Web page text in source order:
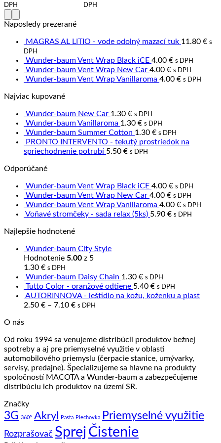
DPH
DPH
Naposledy prezerané
MAGRAS AL LITIO - vode odolný mazací tuk 11.80 € s
DPH
Wunder-baum Vent Wrap Black iCE 4.00 € s DPH
Wunder-baum Vent Wrap New Car 4.00 € s DPH
Wunder-baum Vent Wrap Vanillaroma 4.00 € s DPH
Najviac kupované
Wunder-baum New Car 1.30 € s DPH
Wunder-baum Vanillaroma 1.30 € s DPH
Wunder-baum Summer Cotton 1.30 € s DPH
PRONTO INTERVENTO - tekutý prostriedok na
spriechodnenie potrubí 5.50 € s DPH
Odporúčané
Wunder-baum Vent Wrap Black iCE 4.00 € s DPH
Wunder-baum Vent Wrap New Car 4.00 € s DPH
Wunder-baum Vent Wrap Vanillaroma 4.00 € s DPH
Voňavé stromčeky - sada relax (5ks) 5.90 € s DPH
Najlepšie hodnotené
Wunder-baum City Style
Hodnotenie 5.00 z 5
1.30 € s DPH
Wunder-baum Daisy Chain 1.30 € s DPH
Tutto Color - oranžové odtiene 5.40 € s DPH
AUTORINNOVA - leštidlo na kožu, koženku a plast
2.50 € – 7.10 € s DPH
O nás
Od roku 1994 sa venujeme distribúcii produktov bežnej
spotreby a aj pre priemyselné využitie v oblasti
automobilového priemyslu (čerpacie stanice, umývarky,
servisy, predajne). Špecializujeme sa hlavne na produkty
spoločností MACOTA a Wunder-baum a zabezpečujeme
distribúciu ich produktov na území SR.
Značky
3G 360° Akryl Pasta Plechovka Priemyselné využitie
Rozprašovač Sprej Čistenie